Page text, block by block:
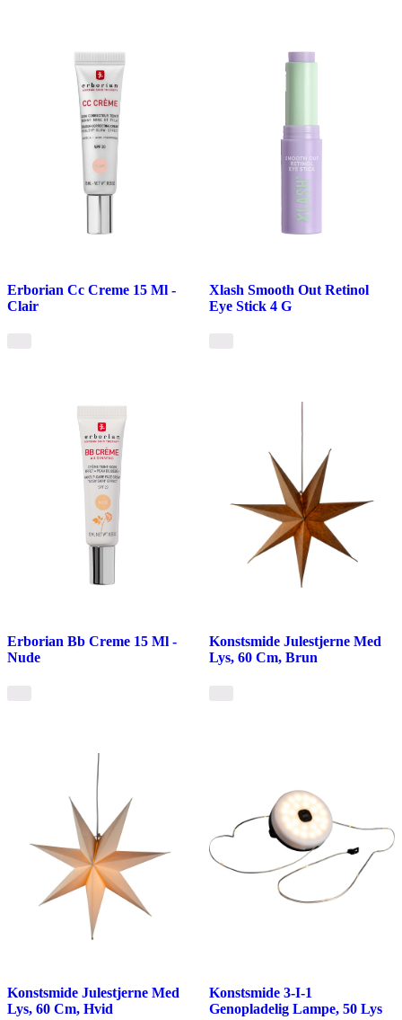
Erborian Cc Creme 15 Ml -
Clair
Xlash Smooth Out Retinol
Eye Stick 4 G
Erborian Bb Creme 15 Ml -
Nude
Konstsmide Julestjerne Med
Lys, 60 Cm, Brun
Konstsmide Julestjerne Med
Lys, 60 Cm, Hvid
Konstsmide 3-I-1
Genopladelig Lampe, 50 Lys